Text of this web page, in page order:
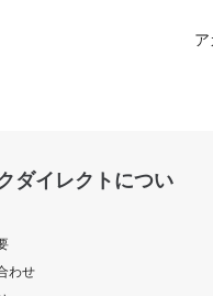
ダイレクトについ
わせ